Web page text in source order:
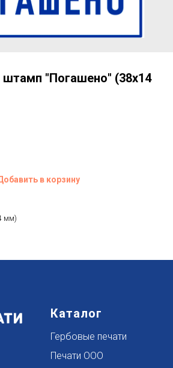
штамп "Погашено" (38х14
в корзину
мм)
Каталог
Гербовые печати
Печати ООО